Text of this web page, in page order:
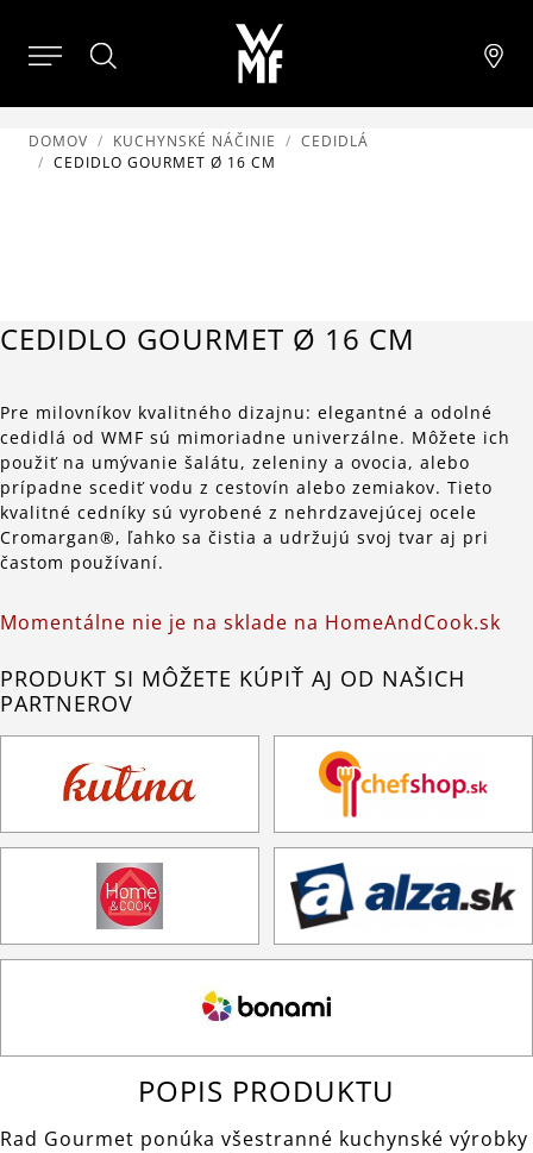
DOMOV KUCHYNSKÉ NÁČINIE
CEDIDLÁ
CEDIDLO GOURMET Ø 16 CM
CEDIDLO GOURMET Ø 16 CM
Pre milovníkov kvalitného dizajnu: elegantné a odolné
cedidlá od WMF sú mimoriadne univerzálne. Môžete ich
použiť na umývanie šalátu, zeleniny a ovocia, alebo
prípadne scediť vodu z cestovín alebo zemiakov. Tieto
kvalitné cedníky sú vyrobené z nehrdzavejúcej ocele
Cromargan®, ľahko sa čistia a udržujú svoj tvar aj pri
častom používaní.
Momentálne nie je na sklade na HomeAndCook.sk
PRODUKT SI MÔŽETE KÚPIŤ AJ OD NAŠICH
PARTNEROV
POPIS PRODUKTU
Rad Gourmet ponúka všestranné kuchynské výrobky